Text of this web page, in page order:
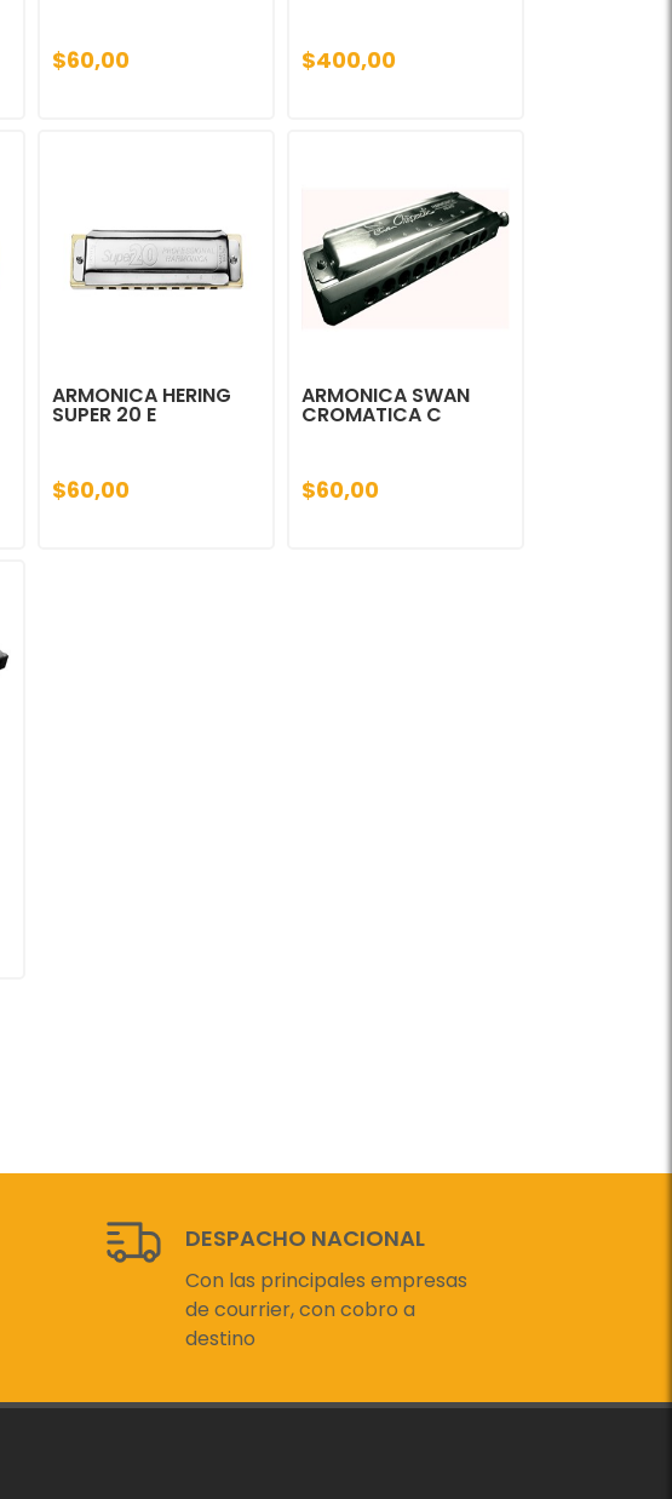
$60,00 $400,00
ARMONICA HERING
SUPER 20 E
$60,00
ARMONICA SWAN
CROMATICA C
$60,00
DESPACHO NACIONAL
Con las principales empresas
de courrier, con cobro a
destino